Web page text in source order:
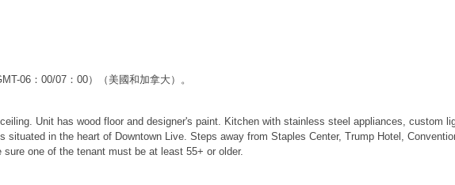
06：00/07：00）（美國和加拿大）。
Unit has wood floor and designer's paint. Kitchen with stainless steel appliances, custom
in the heart of Downtown Live. Steps away from Staples Center, Trump Hotel,
one of the tenant must be at least 55+ or older.